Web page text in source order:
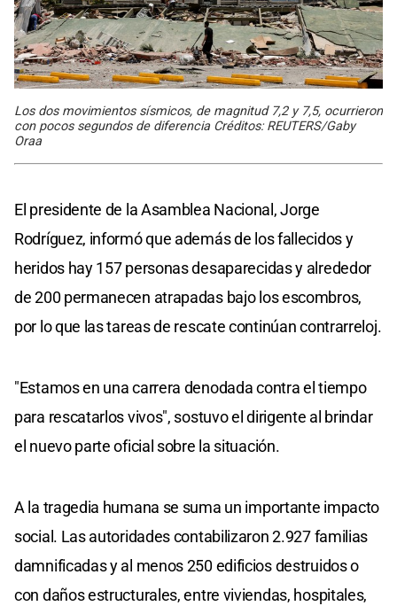
Los dos movimientos sísmicos, de magnitud 7,2 y 7,5, ocurrieron
con pocos segundos de diferencia Créditos: REUTERS/Gaby
Oraa
El presidente de la Asamblea Nacional, Jorge
Rodríguez, informó que además de los fallecidos y
heridos hay 157 personas desaparecidas y alrededor
de 200 permanecen atrapadas bajo los escombros,
por lo que las tareas de rescate continúan contrarreloj.
"Estamos en una carrera denodada contra el tiempo
para rescatarlos vivos", sostuvo el dirigente al brindar
el nuevo parte oficial sobre la situación.
A la tragedia humana se suma un importante impacto
social. Las autoridades contabilizaron 2.927 familias
damnificadas y al menos 250 edificios destruidos o
con daños estructurales, entre viviendas, hospitales,